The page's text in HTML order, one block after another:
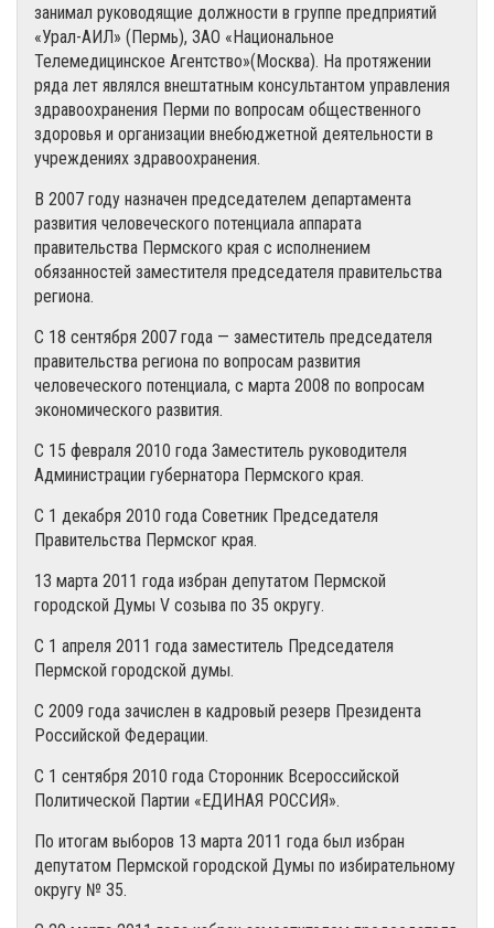
занимал руководящие должности в группе предприятий
«Урал-АИЛ» (Пермь), ЗАО «Национальное
Телемедицинское Агентство»(Москва). На протяжении
ряда лет являлся внештатным консультантом управления
здравоохранения Перми по вопросам общественного
здоровья и организации внебюджетной деятельности в
учреждениях здравоохранения.
В 2007 году назначен председателем департамента
развития человеческого потенциала аппарата
правительства Пермского края с исполнением
обязанностей заместителя председателя правительства
региона.
С 18 сентября 2007 года — заместитель председателя
правительства региона по вопросам развития
человеческого потенциала, с марта 2008 по вопросам
экономического развития.
С 15 февраля 2010 года Заместитель руководителя
Администрации губернатора Пермского края.
С 1 декабря 2010 года Советник Председателя
Правительства Пермског края.
13 марта 2011 года избран депутатом Пермской
городской Думы V созыва по 35 округу.
С 1 апреля 2011 года заместитель Председателя
Пермской городской думы.
С 2009 года зачислен в кадровый резерв Президента
Российской Федерации.
С 1 сентября 2010 года Сторонник Всероссийской
Политической Партии «ЕДИНАЯ РОССИЯ».
По итогам выборов 13 марта 2011 года был избран
депутатом Пермской городской Думы по избирательному
округу № 35.